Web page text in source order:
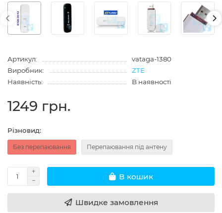
Артикул:
vataga-1380
Виробник:
ZTE
Наявність:
В наявності
1249 грн.
Різновид:
Без перепаювання Перепаювання під антену
В кошик
Швидке замовлення